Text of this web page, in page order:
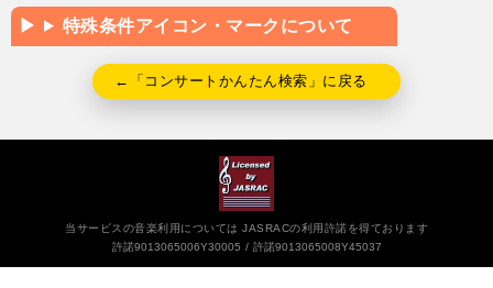
特殊条件アイコン・マークについて
←「コンサートかんたん検索」に戻る
当サービスの音楽利用については JASRACの利用許諾を得ております
許諾9013065006Y30005
許諾9013065008Y45037